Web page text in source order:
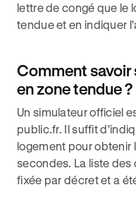
lettre de congé que le
tendue et en indiquer
Comment savoir
en zone tendue ?
Un simulateur officiel
public.fr. Il suffit
logement pour obtenir
secondes. La liste
fixée par décret et a